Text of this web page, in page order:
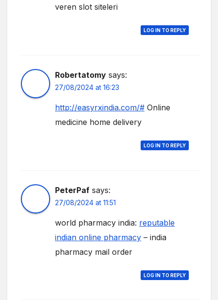
veren slot siteleri
LOG IN TO REPLY
Robertatomy says:
27/08/2024 at 16:23
http://easyrxindia.com/# Online
medicine home delivery
LOG IN TO REPLY
PeterPaf says:
27/08/2024 at 11:51
world pharmacy india: reputable
indian online pharmacy – india
pharmacy mail order
LOG IN TO REPLY